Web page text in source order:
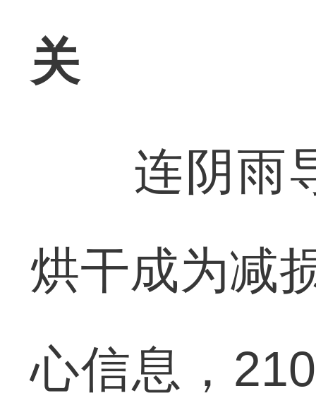
关
连阴雨导
烘干成为减
心信息，